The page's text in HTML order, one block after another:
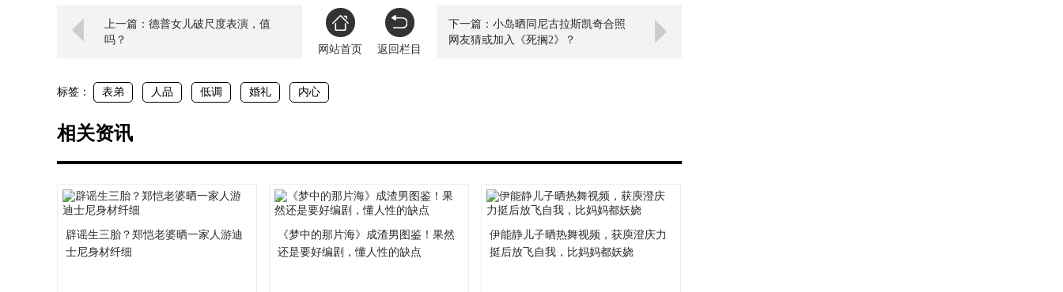
上一篇：德普女儿破尺度表演，值
吗？
网站首页
返回栏目
下一篇：小岛晒同尼古拉斯凯奇合照
网友猜或加入《死搁2》？
标签： 表弟 人品 低调 婚礼 内心
相关资讯
辟谣生三胎？郑恺老婆晒一家人游迪
士尼身材纤细
《梦中的那片海》成渣男图鉴！果然
还是要好编剧，懂人性的缺点
伊能静儿子晒热舞视频，获庾澄庆力
挺后放飞自我，比妈妈都妖娆